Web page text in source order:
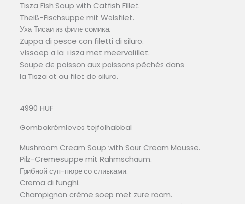
Tisza Fish Soup with Catfish Fillet.
Theiß-Fischsuppe mit Welsfilet.
Уха Тисаи из филе сомика.
Zuppa di pesce con filetti di siluro.
Vissoep a la Tisza met meervalfilet.
Soupe de poisson aux poissons pêchés dans
la Tisza et au filet de silure.
4990 HUF
Gombakrémleves tejfölhabbal
Mushroom Cream Soup with Sour Cream Mousse.
Pilz-Cremesuppe mit Rahmschaum.
Грибной суп-пюре со сливками.
Crema di funghi.
Champignon crème soep met zure room.